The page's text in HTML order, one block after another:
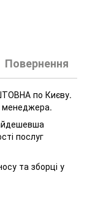
Повернення
по Києву.
менеджера.
послуг
та зборці у